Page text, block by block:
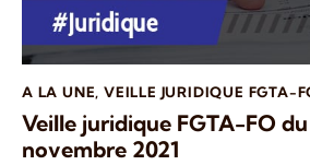
A LA UNE,VEILLE JURIDIQUE FGTA-
Veille juridique FGTA-FO du
novembre 2021